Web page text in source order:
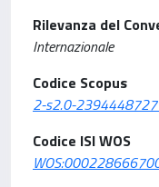
Rilevanza del
Internazionale
Codice Scopus
2-s2.0-
Codice ISI WOS